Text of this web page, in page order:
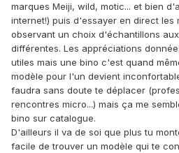
marques Meiji, wild, motic... et bien
internet!) puis d'essayer en direct les
observant un choix d'échantillons
différentes. Les appréciations
utiles mais une bino c'est quand
modèle pour l'un devient
faudra sans doute te déplacer
rencontres micro...) mais ça me
bino sur catalogue.
D'ailleurs il va de soi que plus tu
facile de trouver un modèle qui te